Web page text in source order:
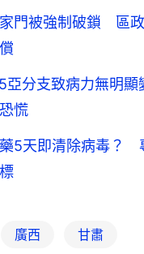
門被強制破鎖 區
亞分支致病力無明
慌
5天即清除病毒？
廣西 甘肅